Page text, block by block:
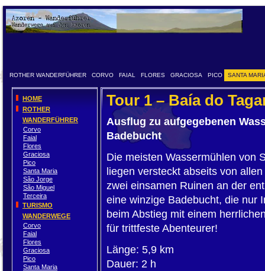
ROTHER WANDERFÜHRER CORVO FAIAL FLORES GRACIOSA PICO SANTA
Tour 1 – Baía do
Ausflug zu aufgegebenen
Badebucht
Die meisten Wassermühlen von
liegen versteckt abseits von
zwei einsamen Ruinen an der
eine winzige Badebucht, die nur
beim Abstieg mit einem
für trittfeste Abenteurer!
Länge: 5,9 km
Dauer: 2 h
HOME
ROTHER
WANDERFÜHRER
Corvo
Faial
Flores
Graciosa
Pico
Santa Maria
São Jorge
São Miguel
Terceira
TURISMO
WANDERWEGE
Corvo
Faial
Flores
Graciosa
Pico
Santa Maria